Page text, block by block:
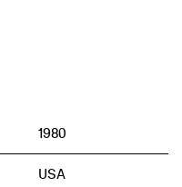
1980
USA